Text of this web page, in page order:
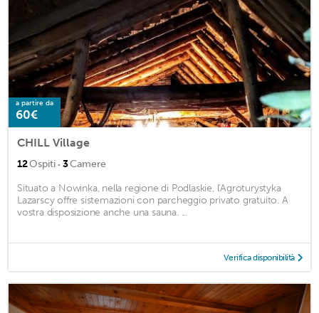
a partire da
60€
CHILL Village
12Ospiti · 3Camere
Situato a Nowinka, nella regione di Podlaskie, l'Agroturystyka
Lazarscy offre sistemazioni con parcheggio privato gratuito. A
vostra disposizione anche una sauna. ...
Verifica disponibilità